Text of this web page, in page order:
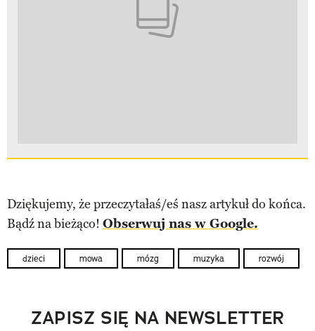
Dziękujemy, że przeczytałaś/eś nasz artykuł do końca.
Bądź na bieżąco! Obserwuj nas w Google.
dzieci mowa mózg muzyka rozwój
ZAPISZ SIĘ NA NEWSLETTER